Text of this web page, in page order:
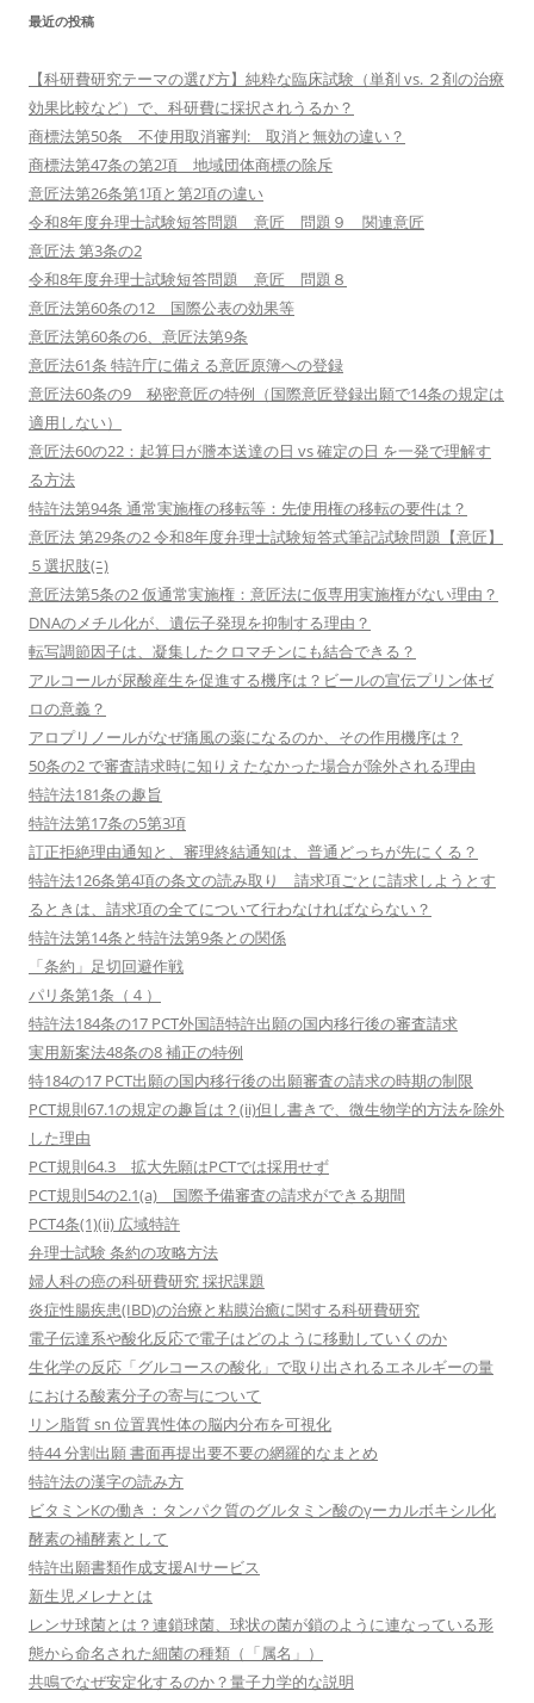
最近の投稿
【科研費研究テーマの選び方】純粋な臨床試験（単剤 vs. ２剤の治療
効果比較など）で、科研費に採択されうるか？
商標法第50条 不使用取消審判: 取消と無効の違い？
商標法第47条の第2項 地域団体商標の除斥
意匠法第26条第1項と第2項の違い
令和8年度弁理士試験短答問題 意匠 問題９ 関連意匠
意匠法 第3条の2
令和8年度弁理士試験短答問題 意匠 問題８
意匠法第60条の12 国際公表の効果等
意匠法第60条の6、意匠法第9条
意匠法61条 特許庁に備える意匠原簿への登録
意匠法60条の9 秘密意匠の特例（国際意匠登録出願で14条の規定は
適用しない）
意匠法60の22：起算日が謄本送達の日 vs 確定の日 を一発で理解す
る方法
特許法第94条 通常実施権の移転等：先使用権の移転の要件は？
意匠法 第29条の2 令和8年度弁理士試験短答式筆記試験問題【意匠】
５選択肢(ﾆ)
意匠法第5条の2 仮通常実施権：意匠法に仮専用実施権がない理由？
DNAのメチル化が、遺伝子発現を抑制する理由？
転写調節因子は、凝集したクロマチンにも結合できる？
アルコールが尿酸産生を促進する機序は？ビールの宣伝プリン体ゼ
ロの意義？
アロプリノールがなぜ痛風の薬になるのか、その作用機序は？
50条の2 で審査請求時に知りえたなかった場合が除外される理由
特許法181条の趣旨
特許法第17条の5第3項
訂正拒絶理由通知と、審理終結通知は、普通どっちが先にくる？
特許法126条第4項の条文の読み取り 請求項ごとに請求しようとす
るときは、請求項の全てについて行わなければならない？
特許法第14条と特許法第9条との関係
「条約」足切回避作戦
パリ条第1条（４）
特許法184条の17 PCT外国語特許出願の国内移行後の審査請求
実用新案法48条の8 補正の特例
特184の17 PCT出願の国内移行後の出願審査の請求の時期の制限
PCT規則67.1の規定の趣旨は？(ii)但し書きで、微生物学的方法を除外
した理由
PCT規則64.3 拡大先願はPCTでは採用せず
PCT規則54の2.1(a) 国際予備審査の請求ができる期間
PCT4条(1)(ii) 広域特許
弁理士試験 条約の攻略方法
婦人科の癌の科研費研究 採択課題
炎症性腸疾患(IBD)の治療と粘膜治癒に関する科研費研究
電子伝達系や酸化反応で電子はどのように移動していくのか
生化学の反応「グルコースの酸化」で取り出されるエネルギーの量
における酸素分子の寄与について
リン脂質 sn 位置異性体の脳内分布を可視化
特44 分割出願 書面再提出要不要の網羅的なまとめ
特許法の漢字の読み方
ビタミンKの働き：タンパク質のグルタミン酸のγーカルボキシル化
酵素の補酵素として
特許出願書類作成支援AIサービス
新生児メレナとは
レンサ球菌とは？連鎖球菌、球状の菌が鎖のように連なっている形
態から命名された細菌の種類（「属名」）
共鳴でなぜ安定化するのか？量子力学的な説明